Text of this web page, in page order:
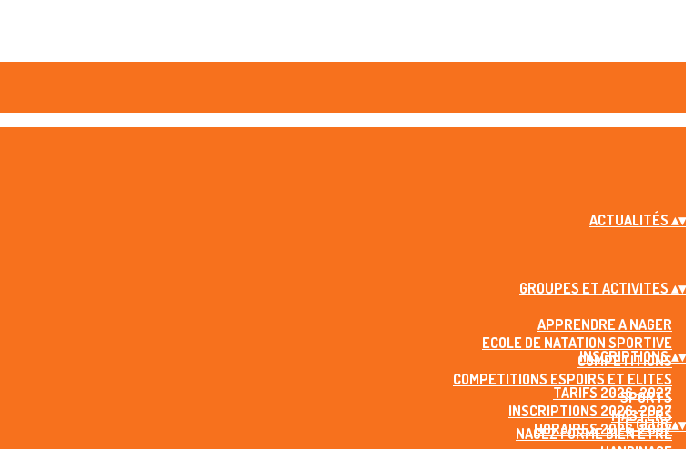
ACTUALITÉS ▴▾
GROUPES ET ACTIVITES ▴▾
APPRENDRE A NAGER
ECOLE DE NATATION SPORTIVE
COMPETITIONS
COMPETITIONS ESPOIRS ET ELITES
SPORTS
MASTERS
NAGEZ FORME BIEN ÊTRE
INSCRIPTIONS▴▾
TARIFS 2026-2027
INSCRIPTIONS 2026-2027
HORAIRES 2026-2027
LE CLUB▴▾